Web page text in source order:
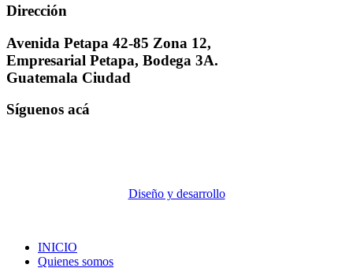
Dirección
Avenida Petapa 42-85 Zona 12,
Empresarial Petapa, Bodega 3A.
Guatemala Ciudad
Síguenos acá
Diseño y desarrollo
INICIO
Quienes somos